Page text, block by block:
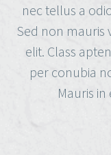
nec tellus a
Sed non mauris
elit. Class
per conubia
Mauris